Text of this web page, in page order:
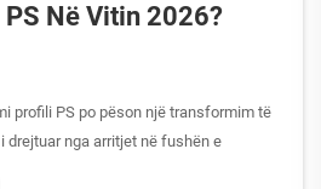
Në Vitin 2026?
profili PS po pëson një transformim të
drejtuar nga arritjet në fushën e
dhe kërkesave për efikasitet